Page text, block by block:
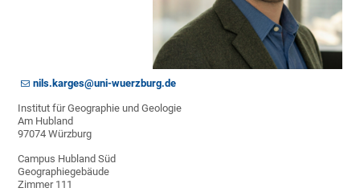
nils.karges@uni-wuerzburg.de
Institut für Geographie und Geologie
Am Hubland
97074 Würzburg
Campus Hubland Süd
Geographiegebäude
Zimmer 111